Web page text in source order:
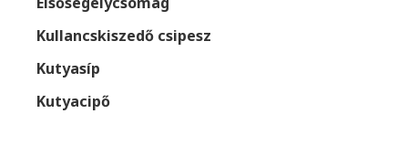
Kullancskiszedő csipesz
Kutyasíp
Kutyacipő